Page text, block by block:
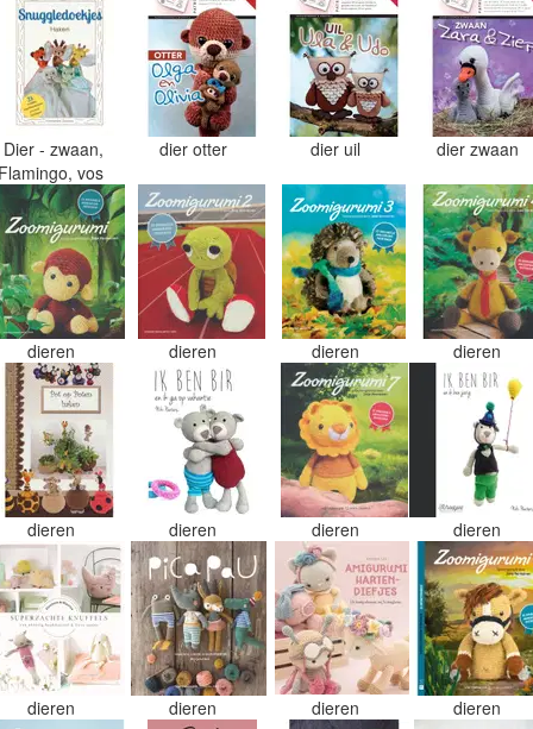
Dier - zwaan,
vos
dier otter dier uil dier zwaan
dieren dieren dieren dieren
dieren dieren dieren dieren
dieren dieren dieren dieren